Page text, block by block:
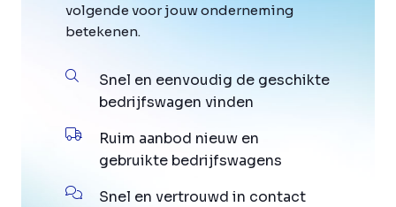
volgende voor jouw onderneming
betekenen.
Snel en eenvoudig de geschikte
bedrijfswagen vinden
Ruim aanbod nieuw en
gebruikte bedrijfswagens
Snel en vertrouwd in contact